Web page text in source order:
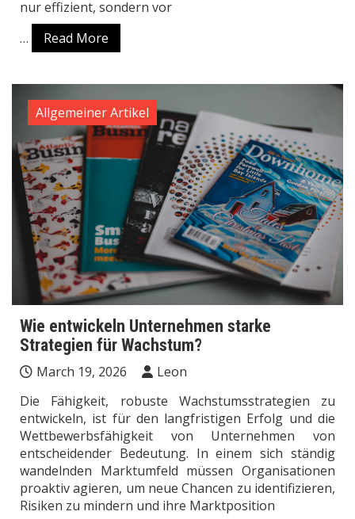
nur effizient, sondern vor
…
Read More
Allgemeiner Artikel
Wie entwickeln Unternehmen starke
Strategien für Wachstum?
March 19, 2026
Leon
Die Fähigkeit, robuste Wachstumsstrategien zu
entwickeln, ist für den langfristigen Erfolg und die
Wettbewerbsfähigkeit von Unternehmen von
entscheidender Bedeutung. In einem sich ständig
wandelnden Marktumfeld müssen Organisationen
proaktiv agieren, um neue Chancen zu identifizieren,
Risiken zu mindern und ihre Marktposition